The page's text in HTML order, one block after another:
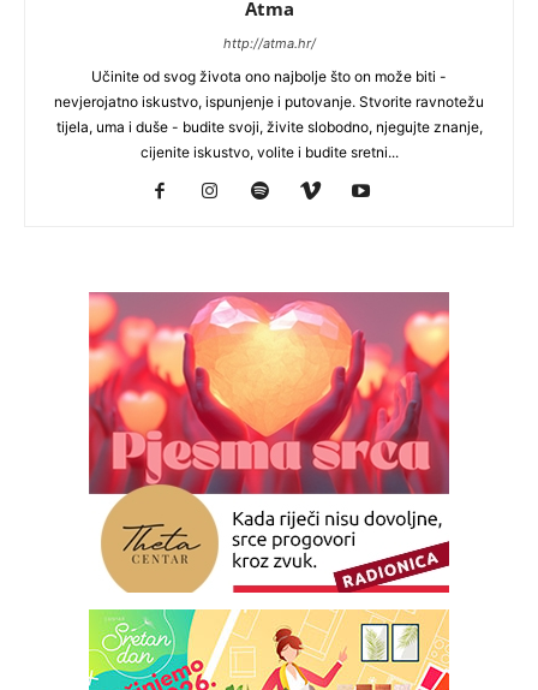
Atma
http://atma.hr/
Učinite od svog života ono najbolje što on može biti -
nevjerojatno iskustvo, ispunjenje i putovanje. Stvorite ravnotežu
tijela, uma i duše - budite svoji, živite slobodno, njegujte znanje,
cijenite iskustvo, volite i budite sretni...